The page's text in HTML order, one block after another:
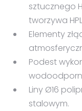
sztucznego
tworzywa
Elementy
Podest
Liny Ø16
stalowym.